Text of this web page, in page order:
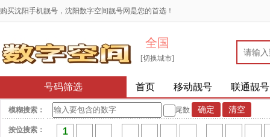
购买沈阳手机靓号，沈阳数字空间靓号网是您的首选！
全国
[切换城市]
号码筛选 首页 移动靓号 联通靓号
模糊搜索： 尾数
按位搜索：